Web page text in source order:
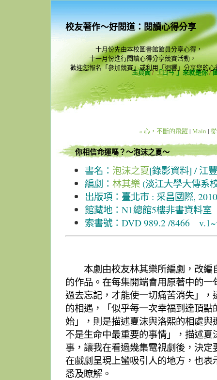
校友著作～好閱道：閱讀心得分享
十月份先由本校圖書館館員分享心得，
十一月份進行閱讀心得分享競賽活動，
歡迎您報名「參加競賽」或利用「迴響」分享您的心
主頁面/「ㄩㄢˊ」來就是你/
« 心，不斷的飛躍| Main |
你相信命運嗎？～泡沫之夏～
書名： 泡沫之夏[錄影資料] / 江
編劇： 林其樂 (淡江大學大傳系
出版項：臺北市 : 采昌國際,
館藏地：N1總館5樓非書資料室
索書號：DVD 989.2 /8466
本劇由校友林其樂所編劇，改編
的作品。在每集開端會用原著中的
過去忘記，才能使一切痛苦消失」，
的相遇，「似乎每一次幸福到達頂
始」，則是描述夏沫與洛熙的相處與
不是生命中最重要的事情」，描述
事，讓我在看過幾集電視劇後，決
在戲劇呈現上蠻吸引人的地方，也表
悉及瞭解。